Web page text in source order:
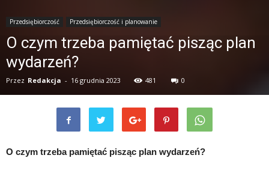
Przedsiębiorczość Przedsiębiorczość i planowanie
O czym trzeba pamiętać pisząc plan
wydarzeń?
Przez Redakcja - 16 grudnia 2023 481 0
O czym trzeba pamiętać pisząc plan wydarzeń?